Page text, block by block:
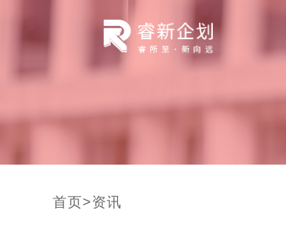
首页>资讯